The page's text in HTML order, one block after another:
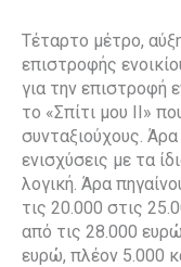
Τέταρτο μέτρο,
επιστροφής
για την επιστροφή
το «Σπίτι μου ΙΙ»
συνταξιούχους.
ενισχύσεις με τα
λογική. Άρα
τις 20.000 στις
από τις 28.000
ευρώ, πλέον 5.000